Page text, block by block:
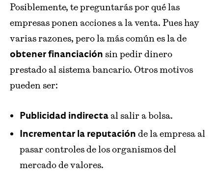
Posiblemente, te preguntarás por qué las
empresas ponen acciones a la venta. Pues hay
varias razones, pero la más común es la de
obtener financiación sin pedir dinero
prestado al sistema bancario. Otros motivos
pueden ser:
Publicidad indirecta al salir a bolsa.
Incrementar la reputación de la empresa al
pasar controles de los organismos del
mercado de valores.